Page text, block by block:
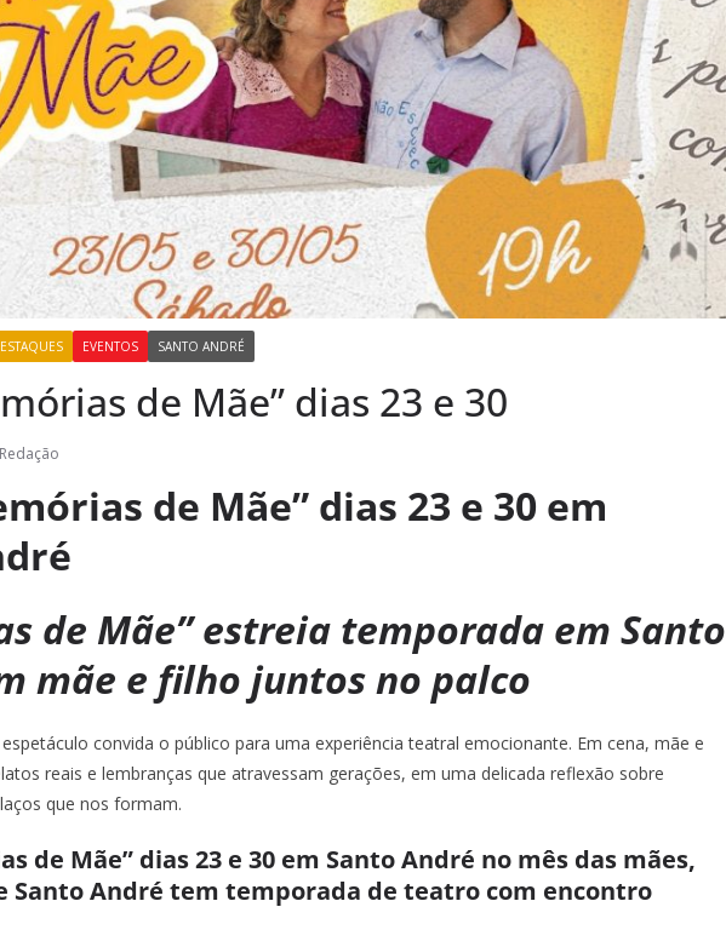
EVENTOS SANTO ANDRÉ
de Mãe” dias 23 e 30
Redação
de Mãe” dias 23 e 30 em
de Mãe” estreia temporada em Santo
mãe e filho juntos no palco
convida o público para uma experiência teatral emocionante. Em cena, mãe e
reais e lembranças que atravessam gerações, em uma delicada reflexão sobre
que nos formam.
de Mãe” dias 23 e 30 em Santo André no mês das mães,
Santo André tem temporada de teatro com encontro